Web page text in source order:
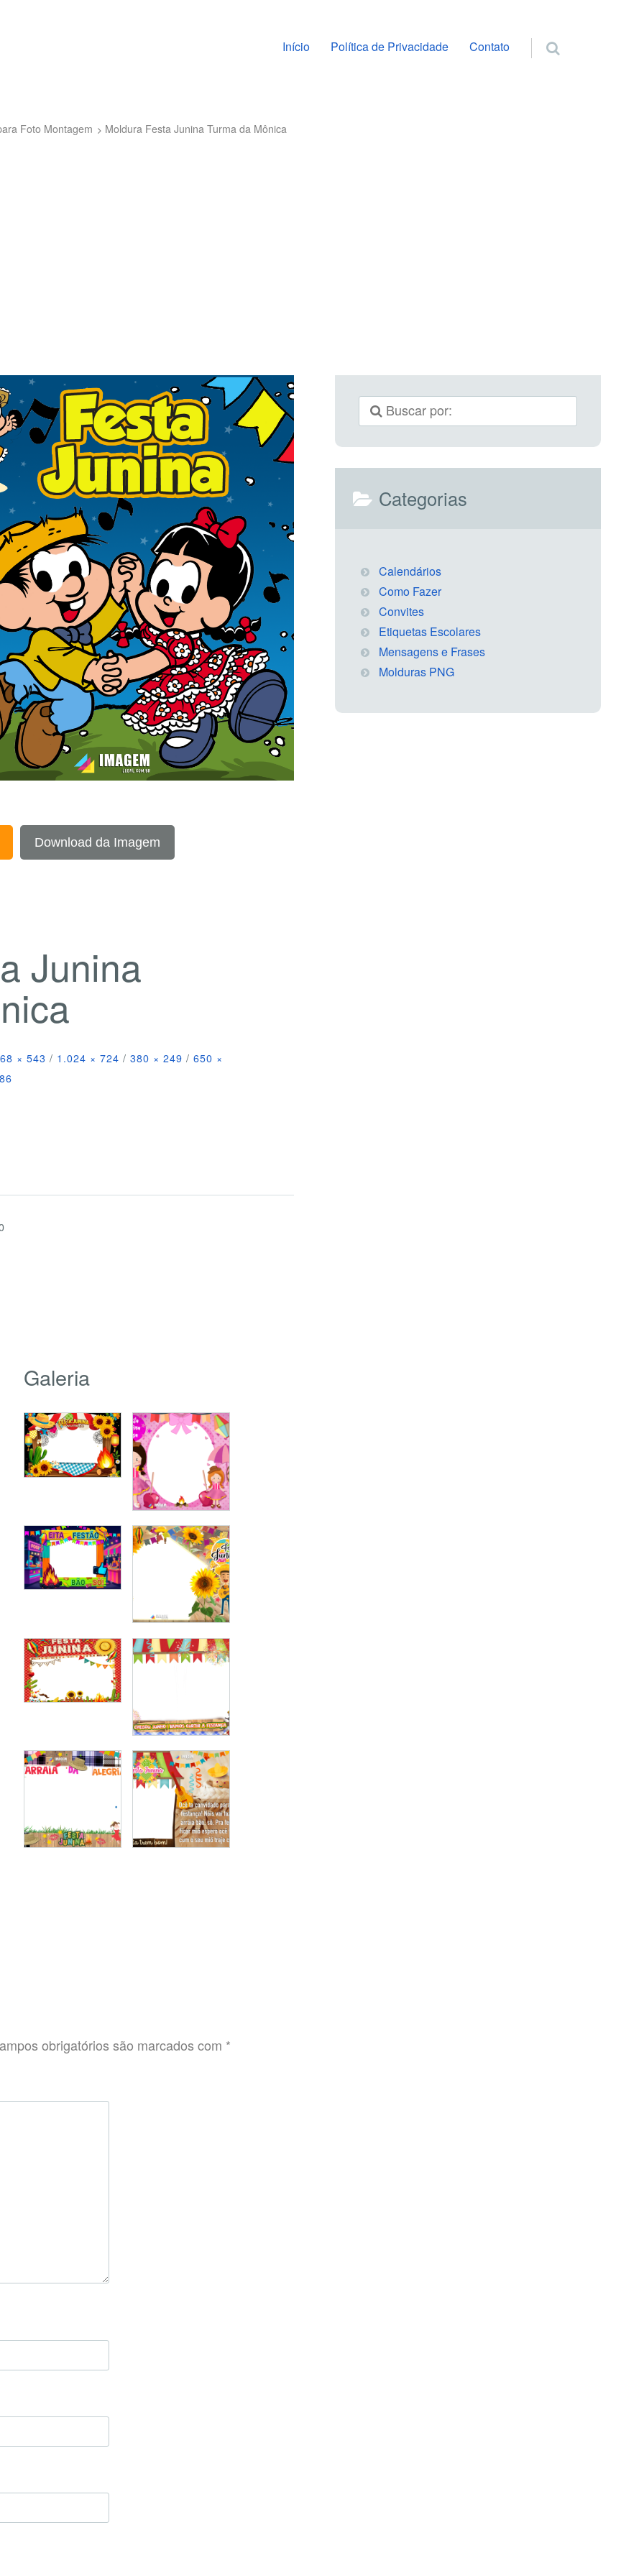
Pular para o conteúdo
Início Política de Privacidade Contato
Foto Montagem Moldura Festa Junina Turma da Mônica
Download da Imagem
Junina
× 543 / 1.024 × 724 / 380 × 249 / 650 ×
Galeria
obrigatórios são marcados com *
Categorias
Calendários
Como Fazer
Convites
Etiquetas Escolares
Mensagens e Frases
Molduras PNG